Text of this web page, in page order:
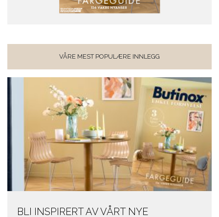
VÅRE MEST POPULÆRE INNLEGG
BLI INSPIRERT AV VÅRT NYE